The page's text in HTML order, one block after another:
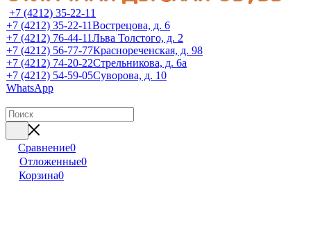
+7 (4212) 35-22-11
+7 (4212) 35-22-11Вострецова, д. 6
+7 (4212) 76-44-11Льва Толстого, д. 2
+7 (4212) 56-77-77Краснореченская, д. 98
+7 (4212) 74-20-22Стрельникова, д. 6а
+7 (4212) 54-59-05Суворова, д. 10
WhatsApp
Сравнение0
Отложенные0
Корзина0